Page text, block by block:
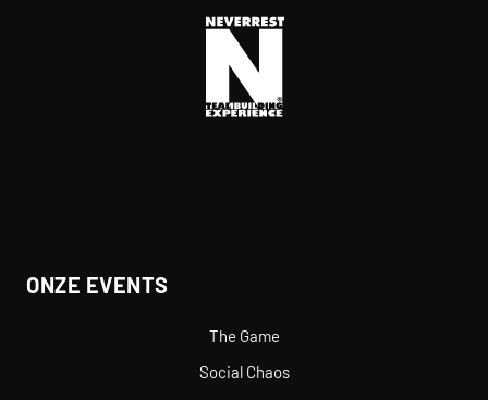
ONZE EVENTS
The Game
Social Chaos